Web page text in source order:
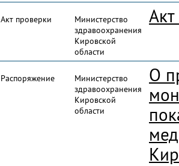
Акт проверки
Министерство
здравоохранения
Кировской
области
Распоряжение
Министерство
здравоохранения
Кировской
области
О